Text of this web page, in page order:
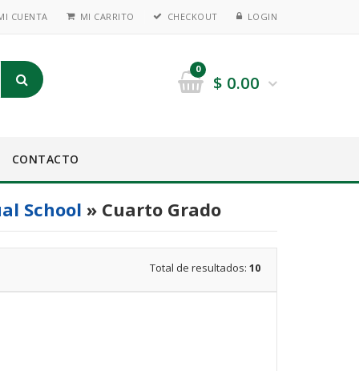
CUENTA MI CARRITO CHECKOUT LOGIN
0
$ 0.00
CONTACTO
School » Cuarto Grado
Total de resultados: 10